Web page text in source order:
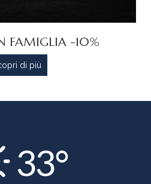
FAMIGLIA -10%
di più
33°